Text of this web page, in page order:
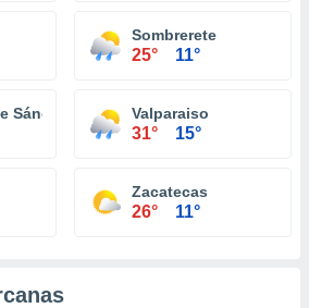
Sombrerete
25° 11°
Sánchez RománValparaiso
31° 15°
Zacatecas
26° 11°